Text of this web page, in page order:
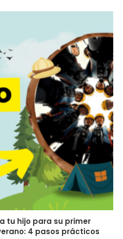
tu hijo para su primer
4 pasos prácticos